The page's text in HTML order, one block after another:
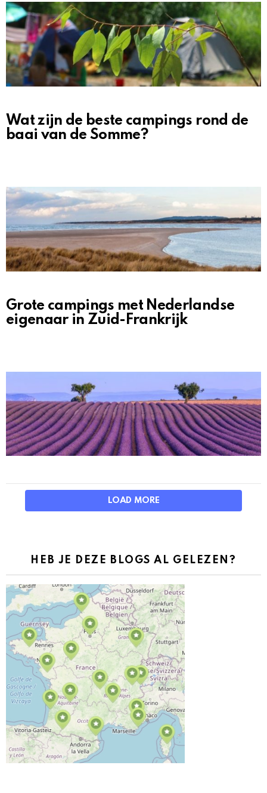
Wat zijn de beste campings rond de
baai van de Somme?
Grote campings met Nederlandse
eigenaar in Zuid-Frankrijk
LOAD MORE
HEB JE DEZE BLOGS AL GELEZEN?